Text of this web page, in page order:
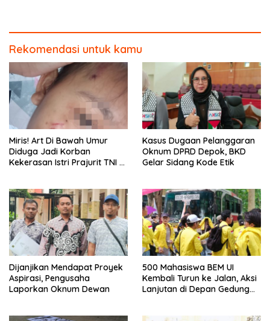
Rekomendasi untuk kamu
Miris! Art Di Bawah Umur
Diduga Jadi Korban
Kekerasan Istri Prajurit TNI di
Kasus Dugaan Pelanggaran
Oknum DPRD Depok, BKD
Gelar Sidang Kode Etik
Dijanjikan Mendapat Proyek
Aspirasi, Pengusaha
Laporkan Oknum Dewan
500 Mahasiswa BEM UI
Kembali Turun ke Jalan, Aksi
Lanjutan di Depan Gedung